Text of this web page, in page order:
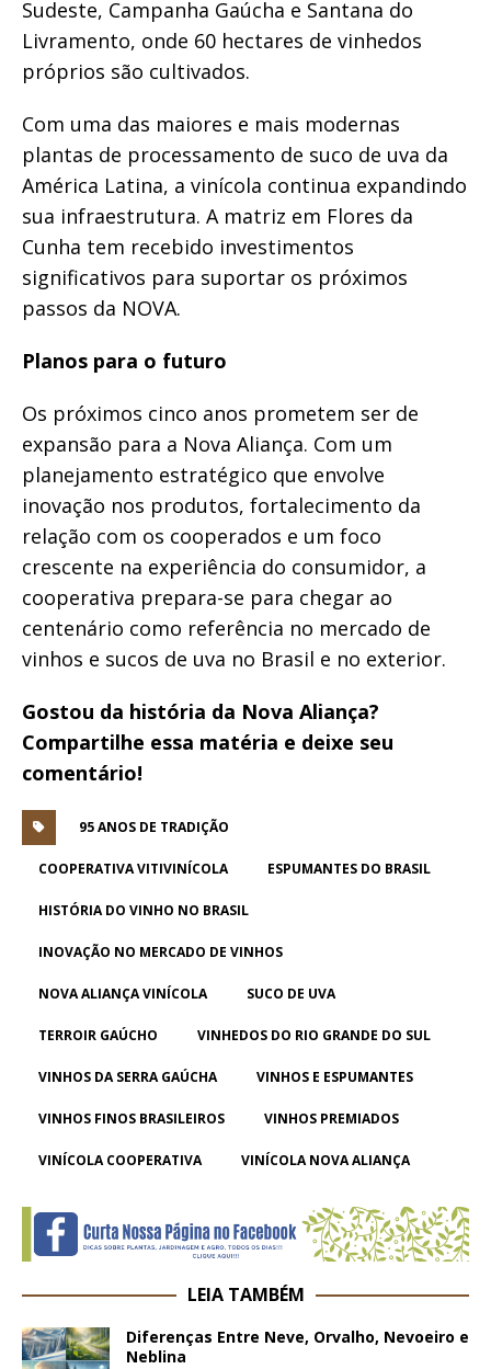
Sudeste, Campanha Gaúcha e Santana do
Livramento, onde 60 hectares de vinhedos
próprios são cultivados.
Com uma das maiores e mais modernas
plantas de processamento de suco de uva da
América Latina, a vinícola continua expandindo
sua infraestrutura. A matriz em Flores da
Cunha tem recebido investimentos
significativos para suportar os próximos
passos da NOVA.
Planos para o futuro
Os próximos cinco anos prometem ser de
expansão para a Nova Aliança. Com um
planejamento estratégico que envolve
inovação nos produtos, fortalecimento da
relação com os cooperados e um foco
crescente na experiência do consumidor, a
cooperativa prepara-se para chegar ao
centenário como referência no mercado de
vinhos e sucos de uva no Brasil e no exterior.
Gostou da história da Nova Aliança?
Compartilhe essa matéria e deixe seu
comentário!
95 ANOS DE TRADIÇÃO
COOPERATIVA VITIVINÍCOLA ESPUMANTES DO BRASIL
HISTÓRIA DO VINHO NO BRASIL
INOVAÇÃO NO MERCADO DE VINHOS
NOVA ALIANÇA VINÍCOLA SUCO DE UVA
TERROIR GAÚCHO VINHEDOS DO RIO GRANDE DO SUL
VINHOS DA SERRA GAÚCHA VINHOS E ESPUMANTES
VINHOS FINOS BRASILEIROS VINHOS PREMIADOS
VINÍCOLA COOPERATIVA VINÍCOLA NOVA ALIANÇA
LEIA TAMBÉM
Diferenças Entre Neve, Orvalho, Nevoeiro e
Neblina